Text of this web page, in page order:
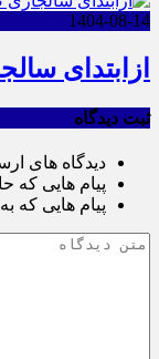
1404-08-14
ازابتدای سالجاری
ثبت دیدگاه
دیدگاه های
پیام هایی که
پیام هایی که